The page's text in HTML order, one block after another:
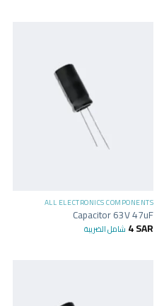
ALL ELECTRONICS COMPONENTS
Capacitor 63V 47uF
4SAR شامل الضريبة